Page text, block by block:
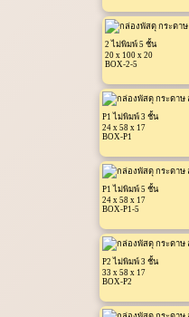
2 ไม่พิมพ์ 5 ชั้น
20 x 100 x 20
BOX-2-5
P1 ไม่พิมพ์ 3 ชั้น
24 x 58 x 17
BOX-P1
P1 ไม่พิมพ์ 5 ชั้น
24 x 58 x 17
BOX-P1-5
P2 ไม่พิมพ์ 3 ชั้น
33 x 58 x 17
BOX-P2